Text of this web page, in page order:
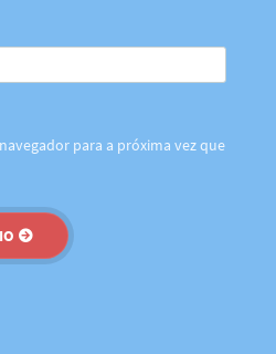
para a próxima vez que